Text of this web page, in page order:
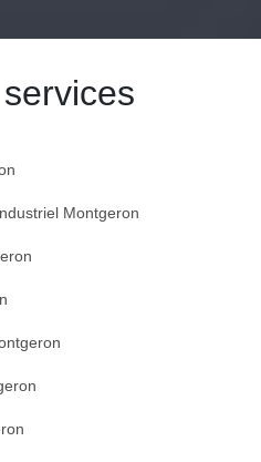
Montgeron